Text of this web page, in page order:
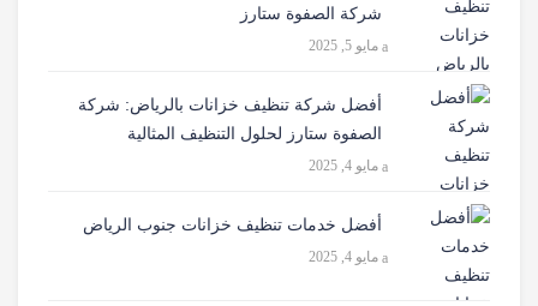
شركة الصفوة ستارز
مايو 5, 2025
أفضل شركة تنظيف خزانات بالرياض: شركة
الصفوة ستارز لحلول التنظيف المثالية
مايو 4, 2025
أفضل خدمات تنظيف خزانات جنوب الرياض
مايو 4, 2025